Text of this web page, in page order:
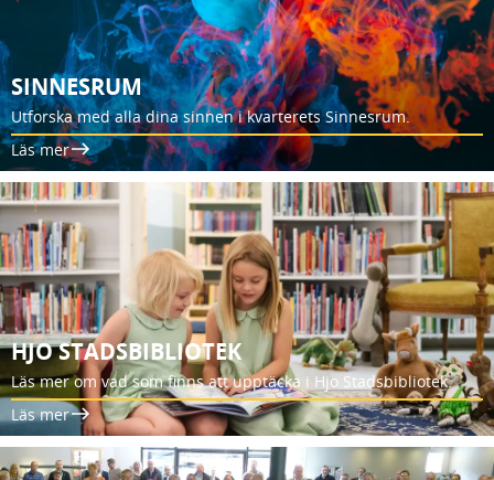
SINNESRUM
Utforska med alla dina sinnen i kvarterets Sinnesrum.
Läs mer
HJO STADSBIBLIOTEK
Läs mer om vad som finns att upptäcka i Hjo Stadsbibliotek.
Läs mer